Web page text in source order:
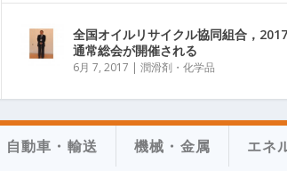
全国オイルリサイクル協同組合，
通常総会が開催される
6月 7, 2017 | 潤滑剤・化学品
自動車・輸送 機械・金属 エネ